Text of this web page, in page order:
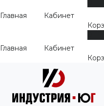
Главная Кабинет
Главная Кабинет